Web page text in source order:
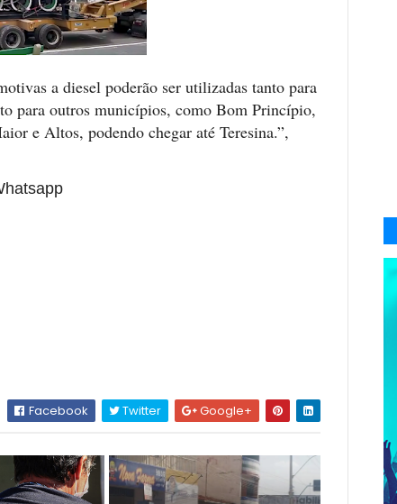
a diesel poderão ser utilizadas tanto para
para outros municípios, como Bom Princípio,
e Altos, podendo chegar até Teresina.”,
Facebook Twitter Google+